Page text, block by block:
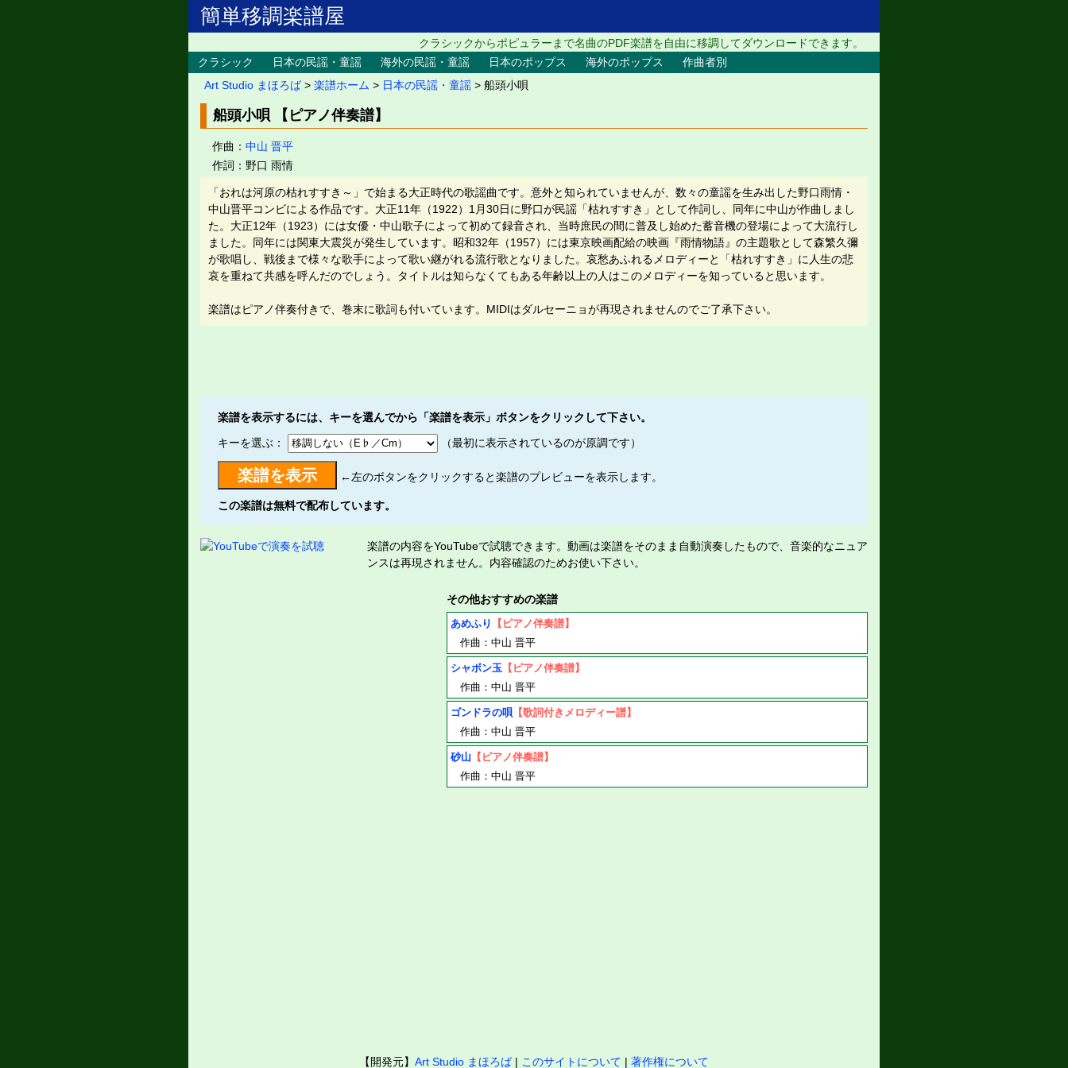
簡単移調楽譜屋
クラシックからポピュラーまで名曲のPDF楽譜を自由に移調してダウンロードできます。
クラシック
日本の民謡・童謡 海外の民謡・童謡 日本のポップス 海外のポップス
作曲者別
Art Studio まほろば > 楽譜ホーム > 日本の民謡・童謡 > 船頭小唄
船頭小唄 【ピアノ伴奏譜】
作曲： 中山 晋平
作詞：野口 雨情
「おれは河原の枯れすすき～」で始まる大正時代の歌謡曲です。意外と知られていませんが、数々の童謡を生み出した野口雨情・
中山晋平コンビによる作品です。大正11年（1922）1月30日に野口が民謡「枯れすすき」として作詞し、同年に中山が作曲しまし
た。大正12年（1923）には女優・中山歌子によって初めて録音され、当時庶民の間に普及し始めた蓄音機の登場によって大流行し
ました。同年には関東大震災が発生しています。昭和32年（1957）には東京映画配給の映画『雨情物語』の主題歌として森繁久彌
が歌唱し、戦後まで様々な歌手によって歌い継がれる流行歌となりました。哀愁あふれるメロディーと「枯れすすき」に人生の悲
哀を重ねて共感を呼んだのでしょう。タイトルは知らなくてもある年齢以上の人はこのメロディーを知っていると思います。
楽譜はピアノ伴奏付きで、巻末に歌詞も付いています。MIDIはダルセーニョが再現されませんのでご了承下さい。
楽譜を表示するには、キーを選んでから「楽譜を表示」ボタンをクリックして下さい。
キーを選ぶ：
（最初に表示されているのが原調です）
←左のボタンをクリックすると楽譜のプレビューを表示します。
この楽譜は無料で配布しています。
楽譜の内容をYouTubeで試聴できます。動画は楽譜をそのまま自動演奏したもので、音楽的なニュア
ンスは再現されません。内容確認のためお使い下さい。
その他おすすめの楽譜
あめふり
【ピアノ伴奏譜】
作曲：中山 晋平
シャボン玉 【ピアノ伴奏譜】
作曲：中山 晋平
ゴンドラの唄
【歌詞付きメロディー譜】
作曲：中山 晋平
砂山 【ピアノ伴奏譜】
作曲：中山 晋平
【開発元】 Art Studio まほろば | このサイトについて | 著作権について